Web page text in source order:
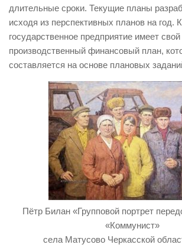
длительные сроки. Текущие планы
исходя из перспективных планов на год.
государственное предприятие имеет
производственный финансовый план,
составляется на основе плановых
Пётр Билан «Групповой портрет
«Коммунист»
села Матусово Черкасской